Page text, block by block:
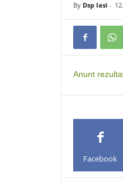
By Dsp Iasi -
Anunt
Facebook